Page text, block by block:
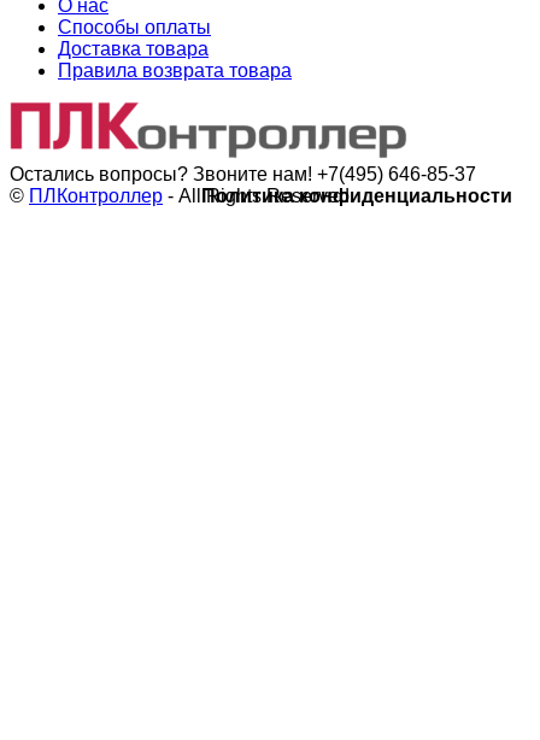
О нас
Способы оплаты
Доставка товара
Правила возврата товара
Остались вопросы? Звоните нам! +7(495) 646-85-37
© ПЛКонтроллер - All Rights Reserved
Политика конфиденциальности